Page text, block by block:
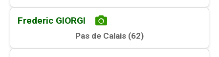
Frederic GIORGI
Pas de Calais (62)